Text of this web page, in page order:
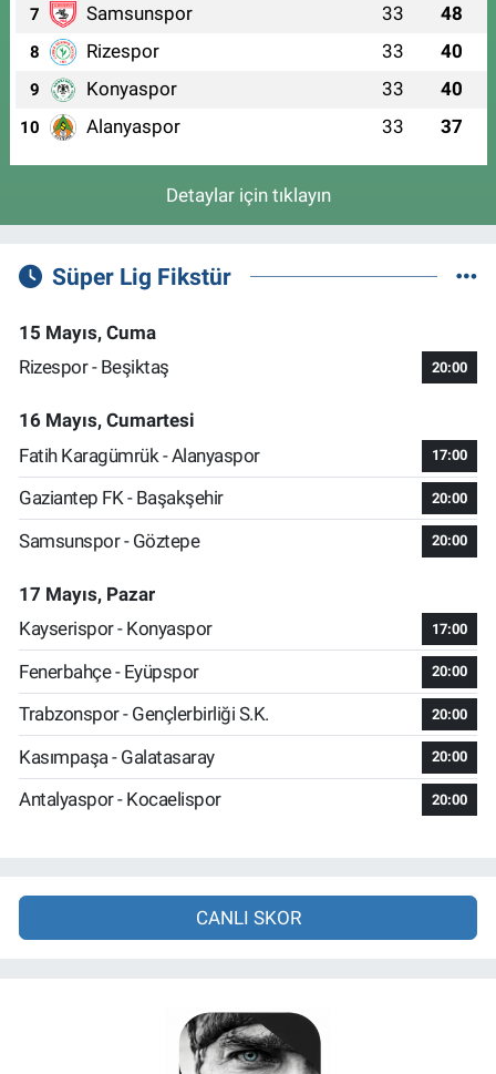
7 Samsunspor 33 48
8 Rizespor 33 40
9 Konyaspor 33 40
10 Alanyaspor 33 37
Detaylar için tıklayın
Süper Lig Fikstür
15 Mayıs, Cuma
Rizespor - Beşiktaş
20:00
16 Mayıs, Cumartesi
Fatih Karagümrük - Alanyaspor
17:00
Gaziantep FK - Başakşehir 20:00
Samsunspor - Göztepe 20:00
17 Mayıs, Pazar
Kayserispor - Konyaspor
17:00
Fenerbahçe - Eyüpspor 20:00
Trabzonspor - Gençlerbirliği S.K. 20:00
Kasımpaşa - Galatasaray 20:00
Antalyaspor - Kocaelispor 20:00
CANLI SKOR